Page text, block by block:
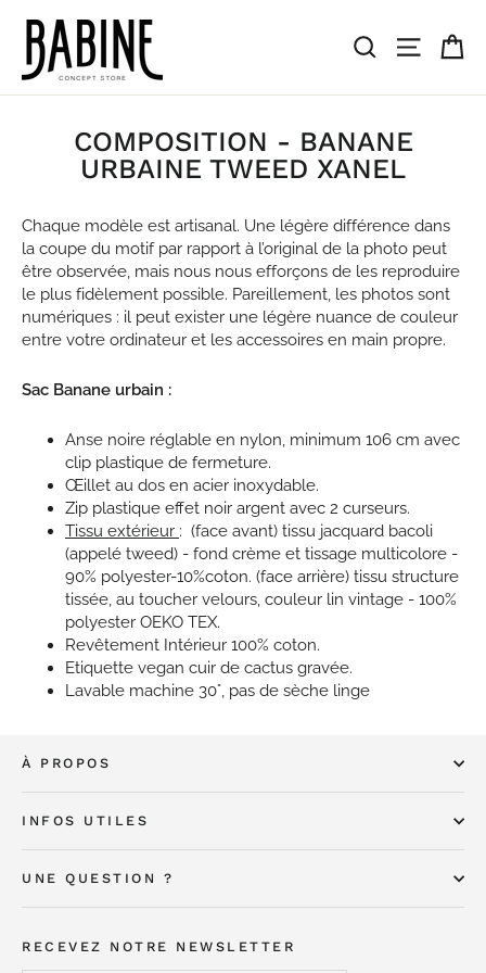
contenu
Rechercher
COMPOSITION - BANANE
URBAINE TWEED XANEL
Chaque modèle est artisanal. Une légère différence dans
la coupe du motif par rapport à l’original de la photo peut
être observée, mais nous nous efforçons de les reproduire
le plus fidèlement possible. Pareillement, les photos sont
numériques : il peut exister une légère nuance de couleur
entre votre ordinateur et les accessoires en main propre.
Sac Banane urbain :
Anse noire réglable en nylon, minimum 106 cm avec
clip plastique de fermeture.
Œillet au dos en acier inoxydable.
Zip plastique effet noir argent avec 2 curseurs.
Tissu extérieur : (face avant) tissu jacquard bacoli
(appelé tweed) - fond crème et tissage multicolore -
90% polyester-10%coton. (face arrière) tissu structure
tissée, au toucher velours, couleur lin vintage - 100%
polyester OEKO TEX.
Revêtement Intérieur 100% coton.
Etiquette vegan cuir de cactus gravée.
Lavable machine 30°, pas de sèche linge
À PROPOS
INFOS UTILES
UNE QUESTION ?
RECEVEZ NOTRE NEWSLETTER